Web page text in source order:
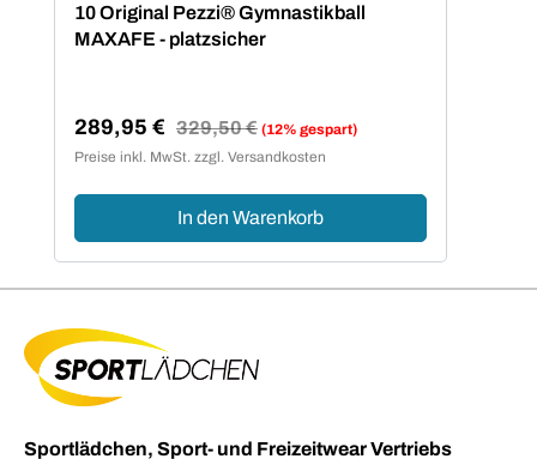
10 Original Pezzi® Gymnastikball
MAXAFE - platzsicher
Verkaufspreis:
289,95 € Regulärer Preis:
329,50 € (12% gespart)
Preise inkl. MwSt. zzgl. Versandkosten
In den Warenkorb
Sportlädchen, Sport- und Freizeitwear Vertriebs